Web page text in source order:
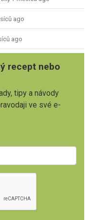
ago
ago
recept nebo
tipy a návody
ve své e-